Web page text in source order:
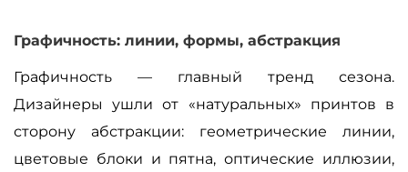
Графичность: линии, формы, абстракция
Графичность — главный тренд сезона.
Дизайнеры ушли от «натуральных» принтов в
сторону абстракции: геометрические линии,
цветовые блоки и пятна, оптические иллюзии,